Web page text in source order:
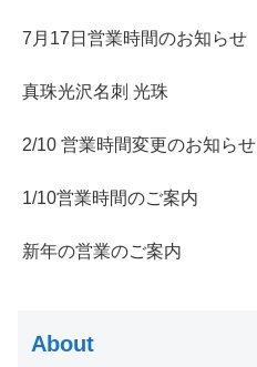
7月17日営業時間のお知らせ
真珠光沢名刺 光珠
2/10 営業時間変更のお知らせ
1/10営業時間のご案内
新年の営業のご案内
About